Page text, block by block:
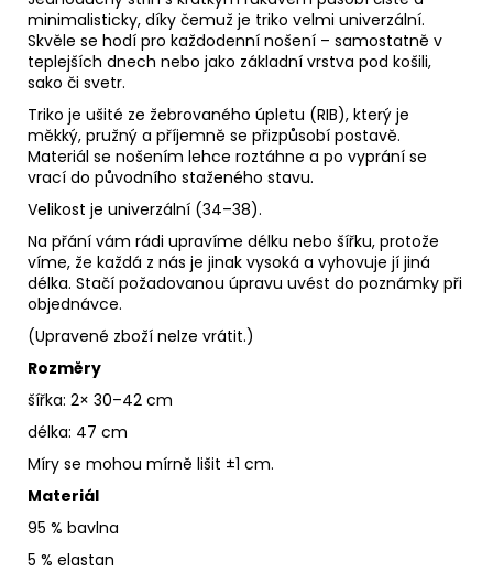
minimalisticky, díky čemuž je triko velmi univerzální.
Skvěle se hodí pro každodenní nošení – samostatně v
teplejších dnech nebo jako základní vrstva pod košili,
sako či svetr.
Triko je ušité ze žebrovaného úpletu (RIB), který je
měkký, pružný a příjemně se přizpůsobí postavě.
Materiál se nošením lehce roztáhne a po vyprání se
vrací do původního staženého stavu.
Velikost je univerzální (34–38).
Na přání vám rádi upravíme délku nebo šířku, protože
víme, že každá z nás je jinak vysoká a vyhovuje jí jiná
délka. Stačí požadovanou úpravu uvést do poznámky při
objednávce.
(Upravené zboží nelze vrátit.)
Rozměry
šířka: 2× 30–42 cm
délka: 47 cm
Míry se mohou mírně lišit ±1 cm.
Materiál
95 % bavlna
5 % elastan